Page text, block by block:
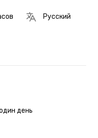
Русский
день